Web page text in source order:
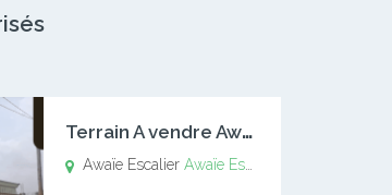
T
errain A vendre Awaïe Escalier
Awaïe EscalierAwaïe Escalier